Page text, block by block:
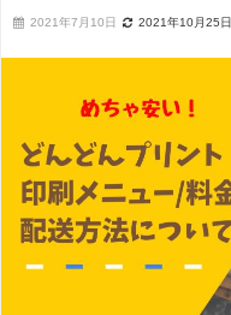
2021年7月10日 2021年10月25日